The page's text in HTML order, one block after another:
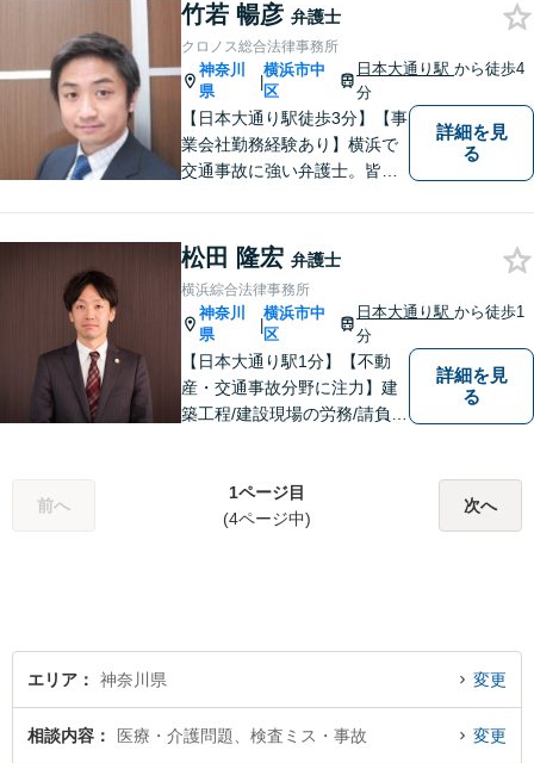
ート！メーカー・建築・教育
など幅広い業種への対応実績
あり！
竹若 暢彦 弁護士
クロノス総合法律事務所
神奈川
県
|
横浜市中
区
日本大通り駅から徒歩4
分
【日本大通り駅徒歩3分】【事
業会社勤務経験あり】横浜で
交通事故に強い弁護士。皆様
最大限サポートいたします。
初回無料相談にて、お気軽に
ご相談くださいませ。
詳細を見
る
松田 隆宏 弁護士
横浜綜合法律事務所
神奈川
県
|
横浜市中
区
日本大通り駅から徒歩1
分
【日本大通り駅1分】【不動
産・交通事故分野に注力】建
築工程/建設現場の労務/請負契
ドバイスを提供します！ま
た、500件以上の交通事故案
詳細を見
る
前へ
1ページ目
(4ページ中)
次へ
エリア 神奈川県 変更
相談内容 医療・介護問題、検査ミス・事故 変更